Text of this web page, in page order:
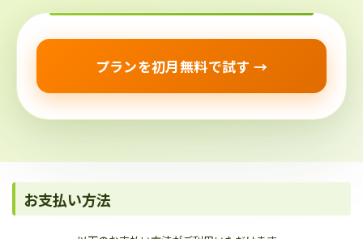
プランを初月無料で試す →
お支払い方法